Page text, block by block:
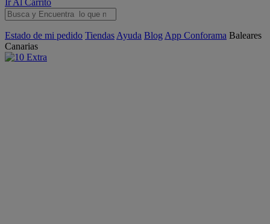
Ir Al Carrito
Estado de mi pedido Tiendas Ayuda Blog App Conforama Baleares
Canarias